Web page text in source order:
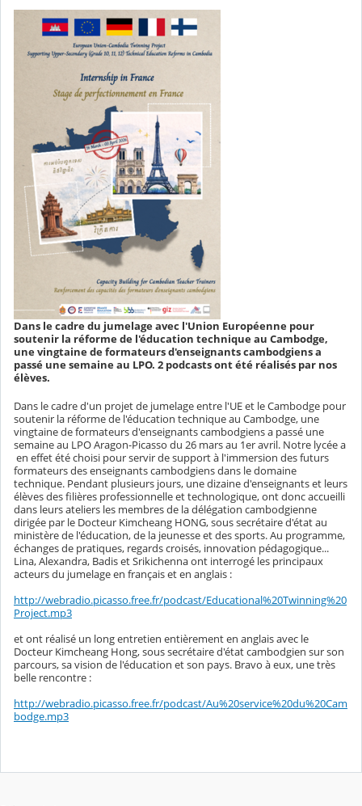
Dans le cadre du jumelage avec l'Union Européenne pour
soutenir la réforme de l'éducation technique au Cambodge,
une vingtaine de formateurs d'enseignants cambodgiens a
passé une semaine au LPO. 2 podcasts ont été réalisés par nos
élèves.
Dans le cadre d'un projet de jumelage entre l'UE et le Cambodge pour
soutenir la réforme de l'éducation technique au Cambodge, une
vingtaine de formateurs d'enseignants cambodgiens a passé une
semaine au LPO Aragon-Picasso du 26 mars au 1er avril. Notre lycée a
en effet été choisi pour servir de support à l'immersion des futurs
formateurs des enseignants cambodgiens dans le domaine
technique. Pendant plusieurs jours, une dizaine d'enseignants et leurs
élèves des filières professionnelle et technologique, ont donc accueilli
dans leurs ateliers les membres de la délégation cambodgienne
dirigée par le Docteur Kimcheang HONG, sous secrétaire d'état au
ministère de l'éducation, de la jeunesse et des sports. Au programme,
échanges de pratiques, regards croisés, innovation pédagogique...
Lina, Alexandra, Badis et Srikichenna ont interrogé les principaux
acteurs du jumelage en français et en anglais :
http://webradio.picasso.free.fr/podcast/Educational%20Twinning%20
Project.mp3
et ont réalisé un long entretien entièrement en anglais avec le
Docteur Kimcheang Hong, sous secrétaire d'état cambodgien sur son
parcours, sa vision de l'éducation et son pays. Bravo à eux, une très
belle rencontre :
http://webradio.picasso.free.fr/podcast/Au%20service%20du%20Cam
bodge.mp3